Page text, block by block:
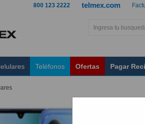
telmex.com
800 123 2222
Teléfonos Ofertas Pagar